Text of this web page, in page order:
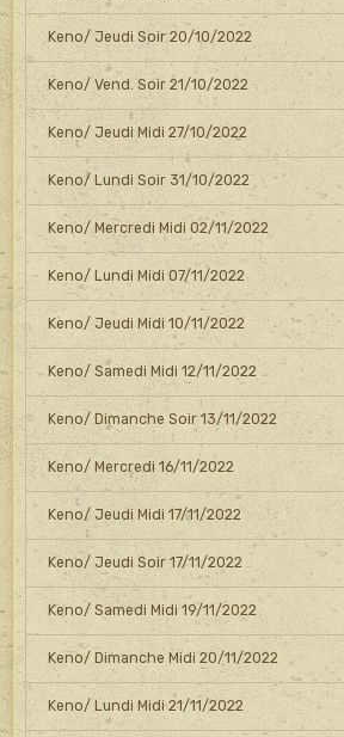
Keno/ Jeudi Soir 20/10/2022
Keno/ Vend. Soir 21/10/2022
Keno/ Jeudi Midi 27/10/2022
Keno/ Lundi Soir 31/10/2022
Keno/ Mercredi Midi 02/11/2022
Keno/ Lundi Midi 07/11/2022
Keno/ Jeudi Midi 10/11/2022
Keno/ Samedi Midi 12/11/2022
Keno/ Dimanche Soir 13/11/2022
Keno/ Mercredi 16/11/2022
Keno/ Jeudi Midi 17/11/2022
Keno/ Jeudi Soir 17/11/2022
Keno/ Samedi Midi 19/11/2022
Keno/ Dimanche Midi 20/11/2022
Keno/ Lundi Midi 21/11/2022